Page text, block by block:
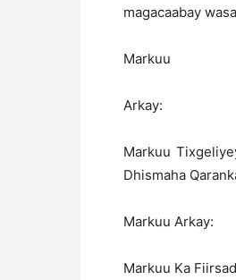
magacaabay
Markuu
Arkay:
Markuu
Dhismaha
Markuu
Markuu Ka